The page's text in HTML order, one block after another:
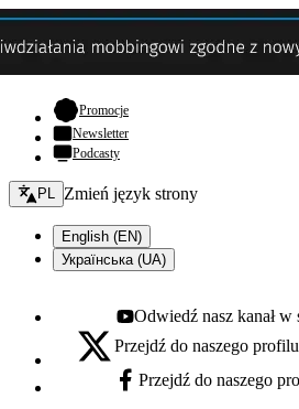
Promocje- otwiera się w nowej karcie
Newsletter
Podcasty
Zmień język - bieżący:
PL Zmień język strony
English (EN)
Українська (UA)
Youtube - otwiera się w nowej
Odwiedź nasz kanał w
X - otwiera się w nowej karcie
Przejdź do naszego
Facebook - otwiera się w nowej
Przejdź do naszego